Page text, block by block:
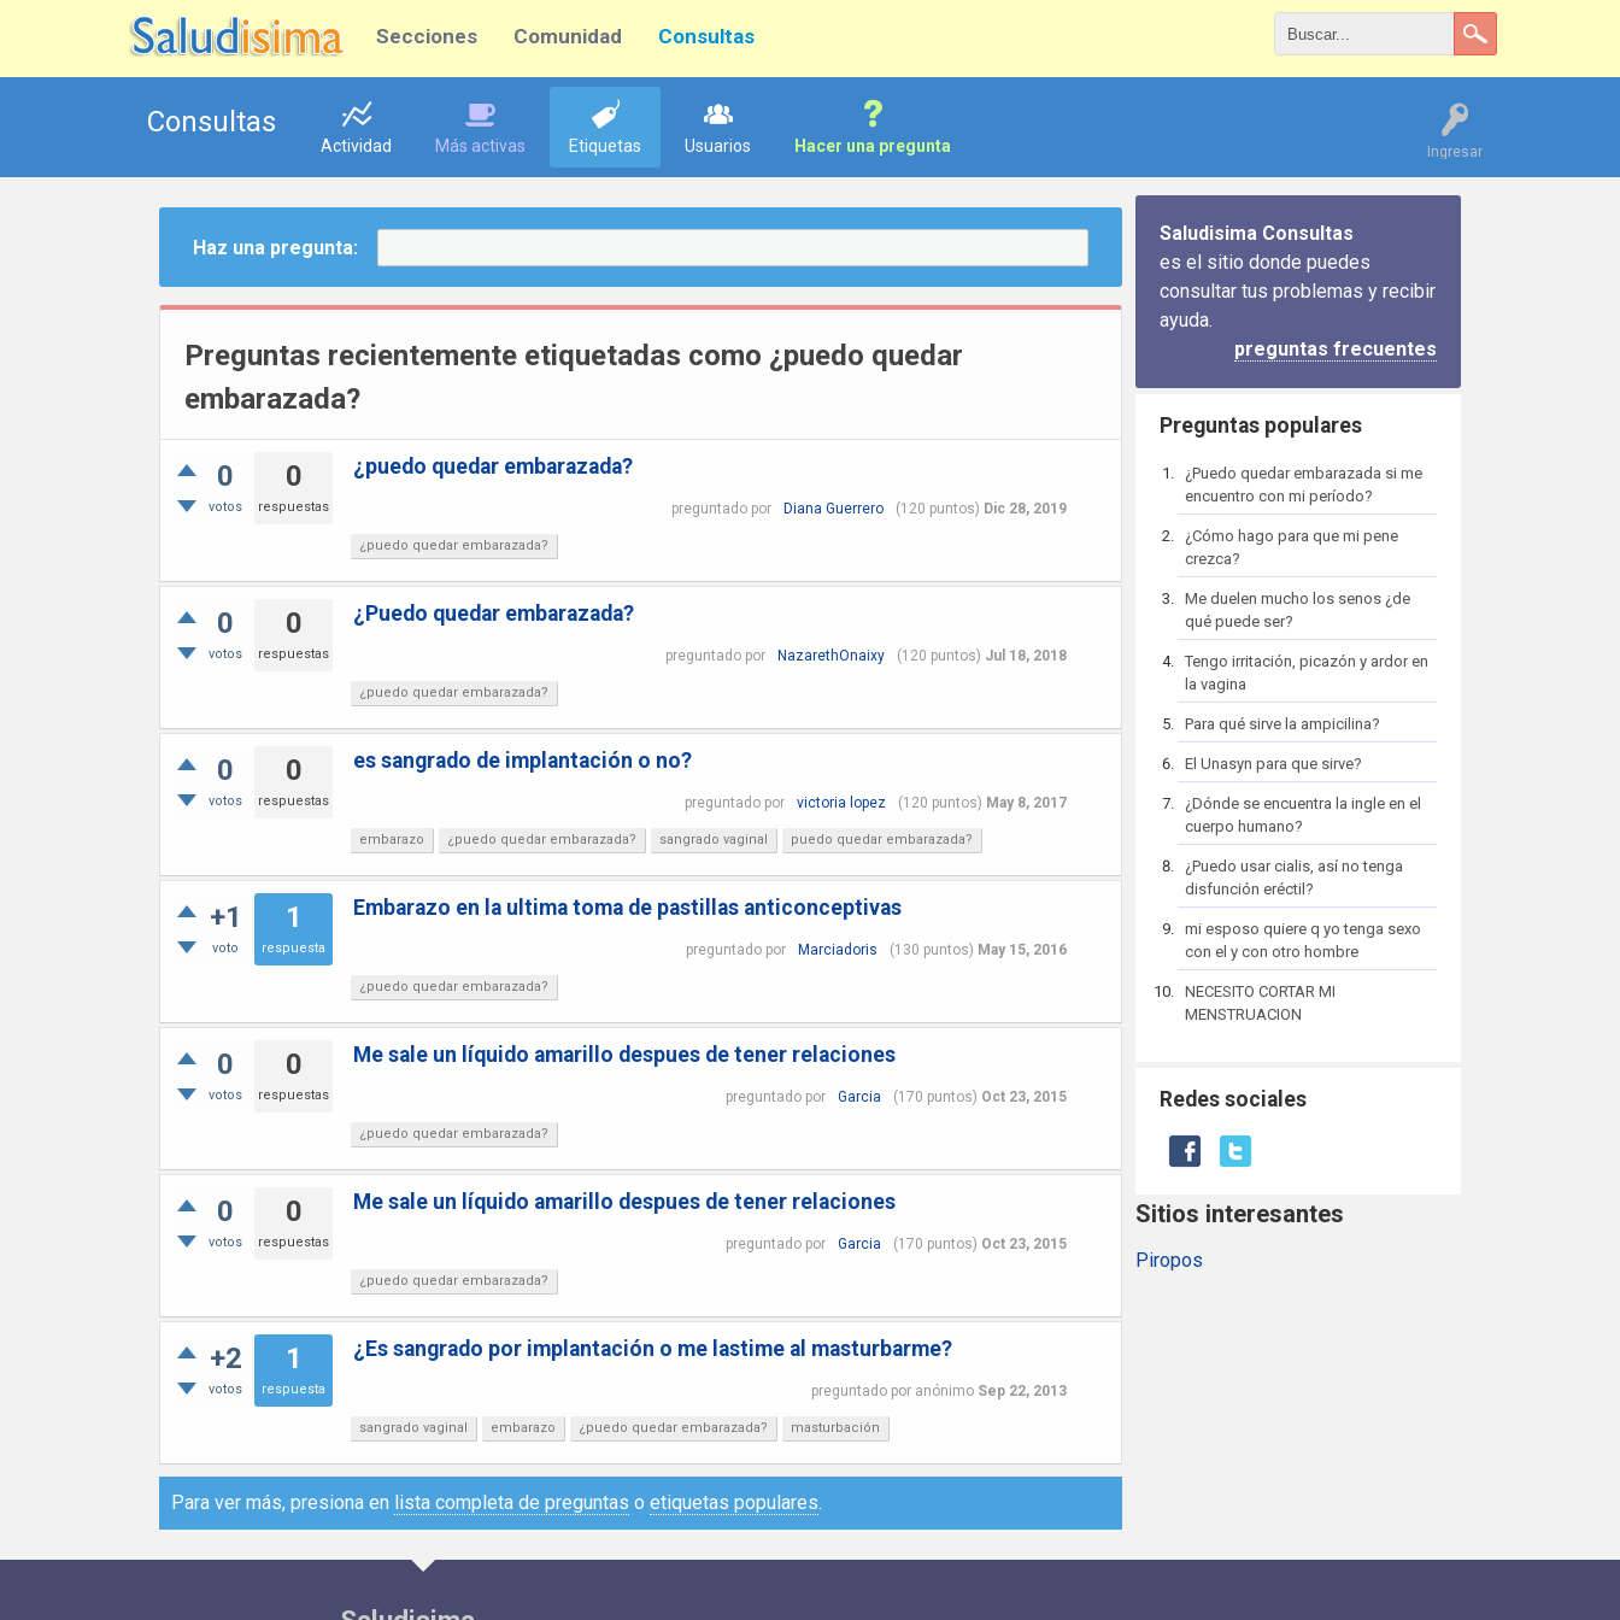
Secciones Comunidad Consultas
Ingresar
Consultas
Actividad Más activas Etiquetas Usuarios Hacer una pregunta
Haz una pregunta:
Preguntas recientemente etiquetadas como ¿puedo quedar
embarazada?
0
votos
0
respuestas
¿puedo quedar embarazada?
preguntado por Diana Guerrero (120 puntos) Dic 28, 2019
¿puedo quedar embarazada?
0
votos
0
respuestas
¿Puedo quedar embarazada?
preguntado por NazarethOnaixy (120 puntos) Jul 18, 2018
¿puedo quedar embarazada?
0
votos
0
respuestas
es sangrado de implantación o no?
preguntado por victoria lopez (120 puntos) May 8, 2017
embarazo ¿puedo quedar embarazada? sangrado vaginal puedo quedar embarazada?
+1
voto
1
respuesta
Embarazo en la ultima toma de pastillas anticonceptivas
preguntado por Marciadoris (130 puntos) May 15, 2016
¿puedo quedar embarazada?
0
votos
0
respuestas
Me sale un líquido amarillo despues de tener relaciones
preguntado por Garcia (170 puntos) Oct 23, 2015
¿puedo quedar embarazada?
0
votos
0
respuestas
Me sale un líquido amarillo despues de tener relaciones
preguntado por Garcia (170 puntos) Oct 23, 2015
¿puedo quedar embarazada?
+2
votos
1
respuesta
¿Es sangrado por implantación o me lastime al masturbarme?
preguntado por anónimo Sep 22, 2013
sangrado vaginal embarazo ¿puedo quedar embarazada? masturbación
Para ver más, presiona en lista completa de preguntas o etiquetas populares.
Saludisima Consultas
es el sitio donde puedes
consultar tus problemas y recibir
ayuda.
preguntas frecuentes
Preguntas populares
¿Puedo quedar embarazada si me
encuentro con mi período?
¿Cómo hago para que mi pene
crezca?
Me duelen mucho los senos ¿de
qué puede ser?
Tengo irritación, picazón y ardor en
la vagina
Para qué sirve la ampicilina?
El Unasyn para que sirve?
¿Dónde se encuentra la ingle en el
cuerpo humano?
¿Puedo usar cialis, así no tenga
disfunción eréctil?
mi esposo quiere q yo tenga sexo
con el y con otro hombre
NECESITO CORTAR MI
MENSTRUACION
Redes sociales
Sitios interesantes
Piropos